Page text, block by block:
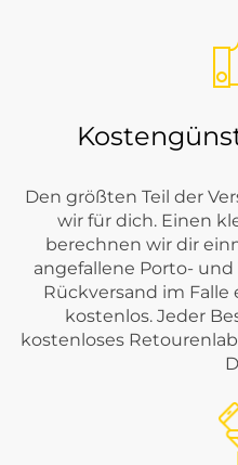
Den größten Teil der
wir für dich. Einen
berechnen wir dir
angefallene Porto-
Rückversand im
kostenlos. Jeder
kostenloses